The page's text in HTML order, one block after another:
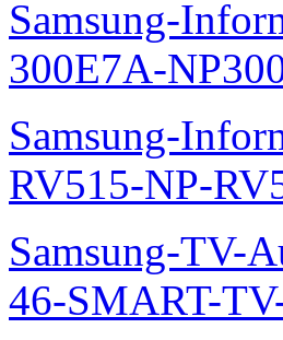
Samsung-
300E7A-
Samsung-
RV515-NP-
Samsung-TV-
46-SMART-